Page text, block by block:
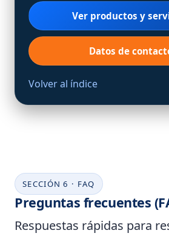
Ver productos y
Datos de
Volver al índice
SECCIÓN 6 · FAQ
Preguntas frecuentes
Respuestas rápidas para